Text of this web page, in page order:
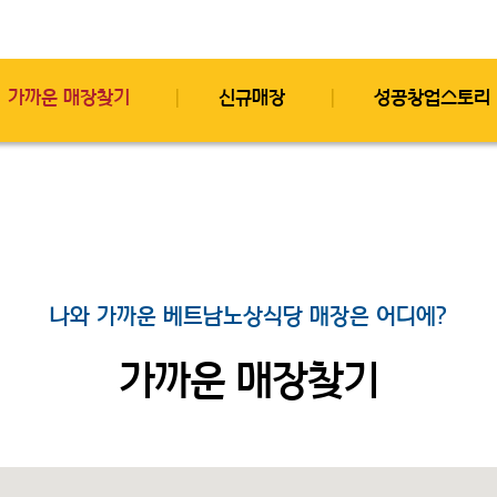
가까운 매장찾기 신규매장 성공창업스토리
나와 가까운 베트남노상식당 매장은 어디에?
가까운 매장찾기